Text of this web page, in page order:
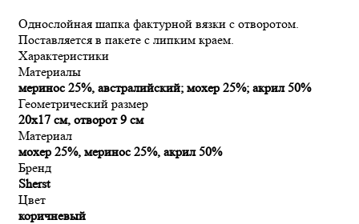
Однослойная шапка фактурной вязки с отворотом.
Поставляется в пакете с липким краем.
Характеристики
Материалы
меринос 25%, австралийский; мохер 25%; акрил 50%
Геометрический размер
20х17 см, отворот 9 см
Материал
мохер 25%, меринос 25%, акрил 50%
Бренд
Sherst
Цвет
коричневый